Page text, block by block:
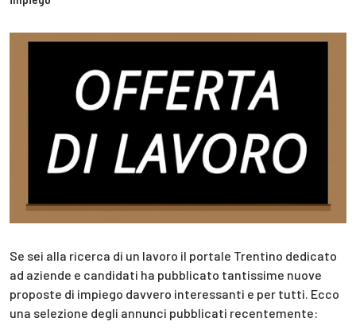
Se sei alla ricerca di un lavoro il portale Trentino dedicato
ad aziende e candidati ha pubblicato tantissime nuove
proposte di impiego davvero interessanti e per tutti. Ecco
una selezione degli annunci pubblicati recentemente: